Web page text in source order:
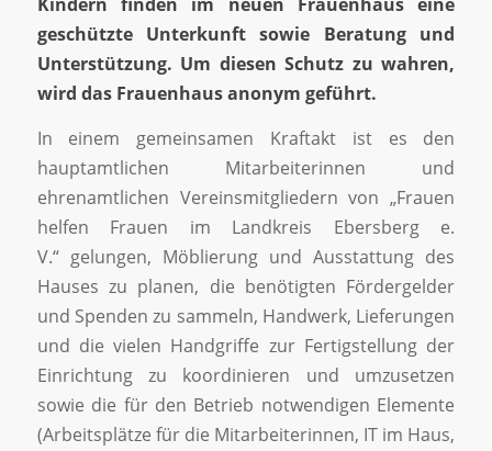
geschützte Unterkunft sowie Beratung und
Unterstützung. Um diesen Schutz zu wahren,
wird das Frauenhaus anonym geführt.
In einem gemeinsamen Kraftakt ist es den
hauptamtlichen Mitarbeiterinnen und
ehrenamtlichen Vereinsmitgliedern von „Frauen
helfen Frauen im Landkreis Ebersberg e.
V.“ gelungen, Möblierung und Ausstattung des
Hauses zu planen, die benötigten Fördergelder
und Spenden zu sammeln, Handwerk, Lieferungen
und die vielen Handgriffe zur Fertigstellung der
Einrichtung zu koordinieren und umzusetzen
sowie die für den Betrieb notwendigen Elemente
(Arbeitsplätze für die Mitarbeiterinnen, IT im Haus,